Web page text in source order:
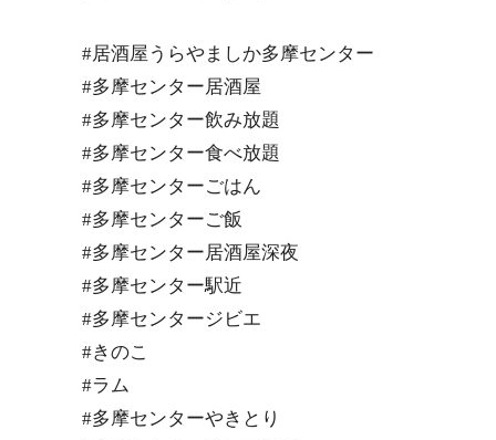
#居酒屋うらやましか多摩センター
#多摩センター居酒屋
#多摩センター飲み放題
#多摩センター食べ放題
#多摩センターごはん
#多摩センターご飯
#多摩センター居酒屋深夜
#多摩センター駅近
#多摩センタージビエ
#きのこ
#ラム
#多摩センターやきとり